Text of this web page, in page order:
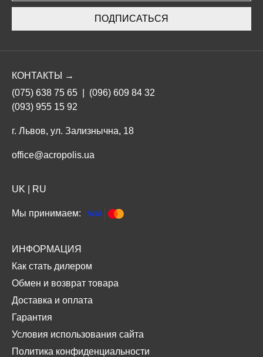
ПОДПИСАТЬСЯ
КОНТАКТЫ →
(075) 638 75 65
(096) 609 84 32
(093) 955 15 92
г. Львов, ул. Зализнычна, 18
office@acropolis.ua
UK RU
Мы принимаем:
ИНФОРМАЦИЯ
Как стать дилером
Обмен и возврат товара
Доставка и оплата
Гарантия
Условия использования сайта
Политика конфиденциальности